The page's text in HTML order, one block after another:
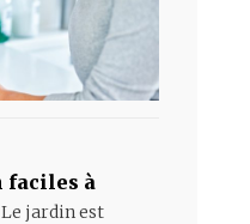
faciles à
Le jardin est